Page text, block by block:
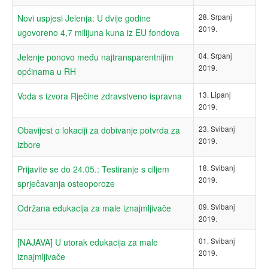
Novi uspjesi Jelenja: U dvije godine
ugovoreno 4,7 milijuna kuna iz EU fondova
28. Srpanj
2019.
Jelenje ponovo među najtransparentnijim
općinama u RH
04. Srpanj
2019.
Voda s izvora Rječine zdravstveno ispravna
13. Lipanj
2019.
Obavijest o lokaciji za dobivanje potvrda za
izbore
23. Svibanj
2019.
Prijavite se do 24.05.: Testiranje s ciljem
sprječavanja osteoporoze
18. Svibanj
2019.
Održana edukacija za male iznajmljivače
09. Svibanj
2019.
[NAJAVA] U utorak edukacija za male
iznajmljivače
01. Svibanj
2019.